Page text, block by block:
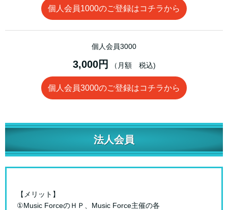
個人会員1000のご登録はコチラから
個人会員3000
3,000円 （月額 税込)
個人会員3000のご登録はコチラから
法人会員
【メリット】
①Music ForceのＨＰ、Music Force主催の各